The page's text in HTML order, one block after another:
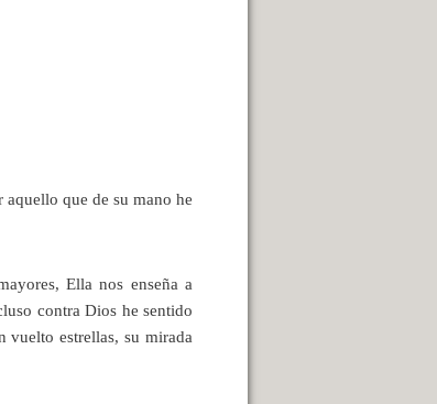
que de su mano he
Ella nos enseña a
contra Dios he sentido
vuelto estrellas, su mirada